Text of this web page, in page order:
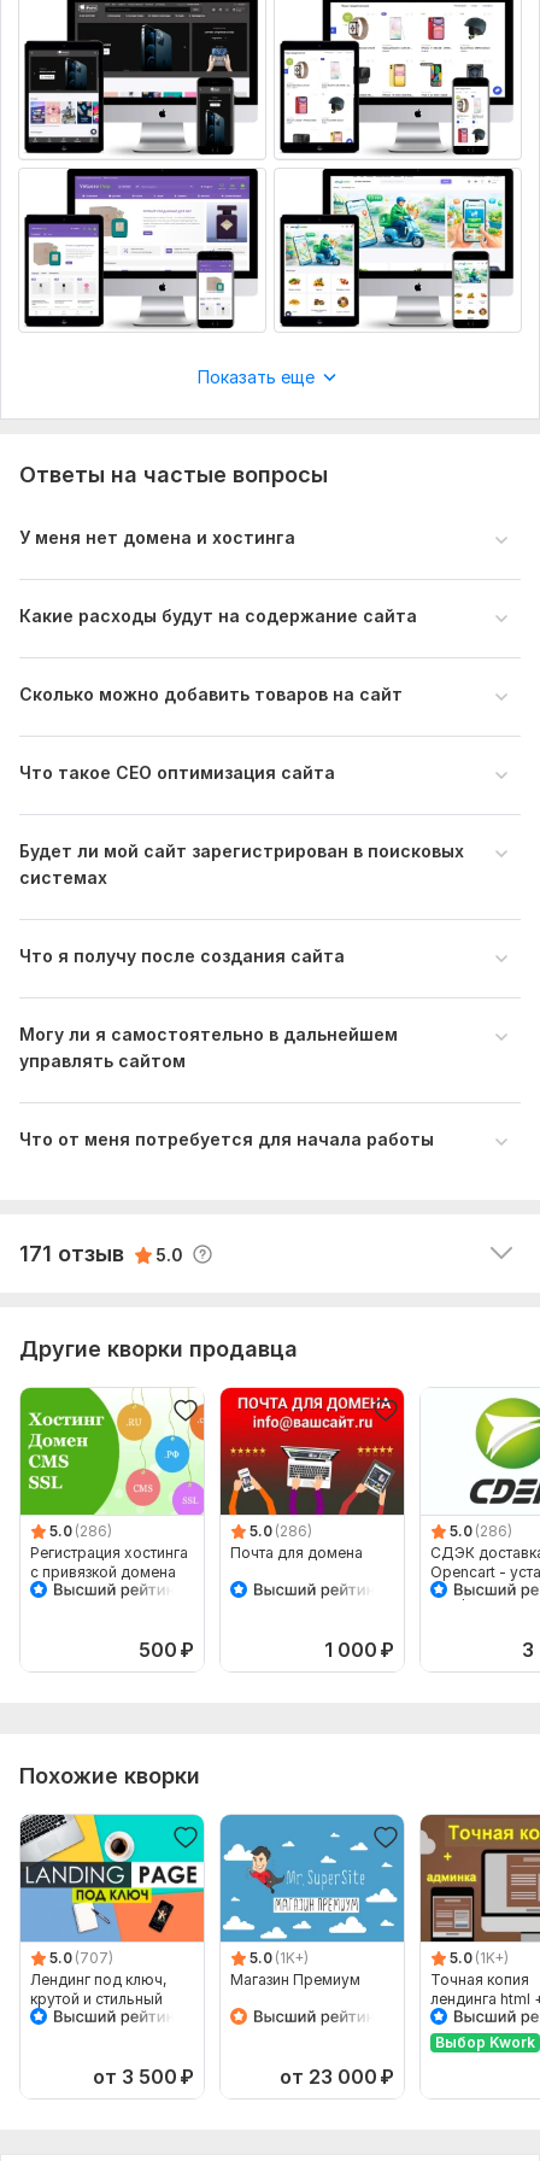
Фреймворк CSS: Без фреймворка
База данных:
Предусмотрена
Тип БД: MySQL
Показать еще
Ответы на частые вопросы
У меня нет домена и хостинга
Какие расходы будут на содержание сайта
Сколько можно добавить товаров на сайт
Что такое СЕО оптимизация сайта
Будет ли мой сайт зарегистрирован в поисковых
системах
Что я получу после создания сайта
Могу ли я самостоятельно в дальнейшем
управлять сайтом
Что от меня потребуется для начала работы
171 отзыв 5.0
как надежного партнера для долгосрочного
сотрудничества!
Ответ продавца Читать
quarterback191 2 месяца назад
Отлично выполненная работа
Ответ продавца Читать
Заказ выполнен раньше срока. Все сделано на
quarterback191 4 месяца назад
quarterback191
Отлично выполненная работа. Исполнитель
Ответ продавца Читать
Другие кворки продавца
5.0 (286)
Регистрация хостинга
с привязкой домена
500 ₽
5.0 (286)
Почта для домена
1 000 ₽
5.0 (286)
СДЭК
Opencart -
настройка
3
Похожие кворки
5.0 (707)
Лендинг под ключ,
крутой и стильный
дизайн
от 3 500 ₽
5.0 (1K+)
Магазин Премиум
от 23 000 ₽
5.0 (1K+)
Точная копия
лендинга html
админ-панель
Выбор Kwork